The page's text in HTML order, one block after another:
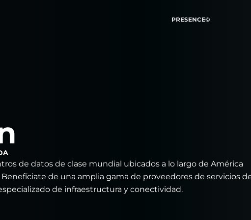
PRESENCE©
de datos de clase mundial ubicados a lo largo de América
de una amplia gama de proveedores de servicios
de infraestructura y conectividad.